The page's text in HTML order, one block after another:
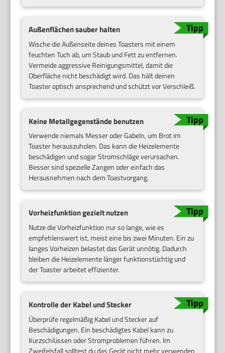
Außenflächen sauber halten
Wische die Außenseite deines Toasters mit einem
feuchten Tuch ab, um Staub und Fett zu entfernen.
Vermeide aggressive Reinigungsmittel, damit die
Oberfläche nicht beschädigt wird. Das hält deinen
Toaster optisch ansprechend und schützt vor Verschleiß.
Keine Metallgegenstände benutzen
Verwende niemals Messer oder Gabeln, um Brot im
Toaster herauszuholen. Das kann die Heizelemente
beschädigen und sogar Stromschläge verursachen.
Besser sind spezielle Zangen oder einfach das
Herausnehmen nach dem Toastvorgang.
Vorheizfunktion gezielt nutzen
Nutze die Vorheizfunktion nur so lange, wie es
empfehlenswert ist, meist eine bis zwei Minuten. Ein zu
langes Vorheizen belastet das Gerät unnötig. Dadurch
bleiben die Heizelemente länger funktionstüchtig und
der Toaster arbeitet effizienter.
Kontrolle der Kabel und Stecker
Überprüfe regelmäßig Kabel und Stecker auf
Beschädigungen. Ein beschädigtes Kabel kann zu
Kurzschlüssen oder Stromproblemen führen. Im
Zweifelsfall solltest du das Gerät nicht mehr verwenden